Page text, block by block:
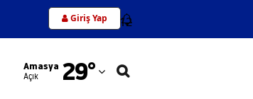
Giriş Yap 12
Amasya
Açık 29°
Adana
Adıyaman